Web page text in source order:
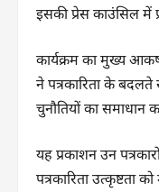
इसकी प्रेस काउंसिल में
कार्यक्रम का मुख्य
ने पत्रकारिता के बदलते
चुनौतियों का
यह प्रकाशन उन
पत्रकारिता उत्कृष्टता